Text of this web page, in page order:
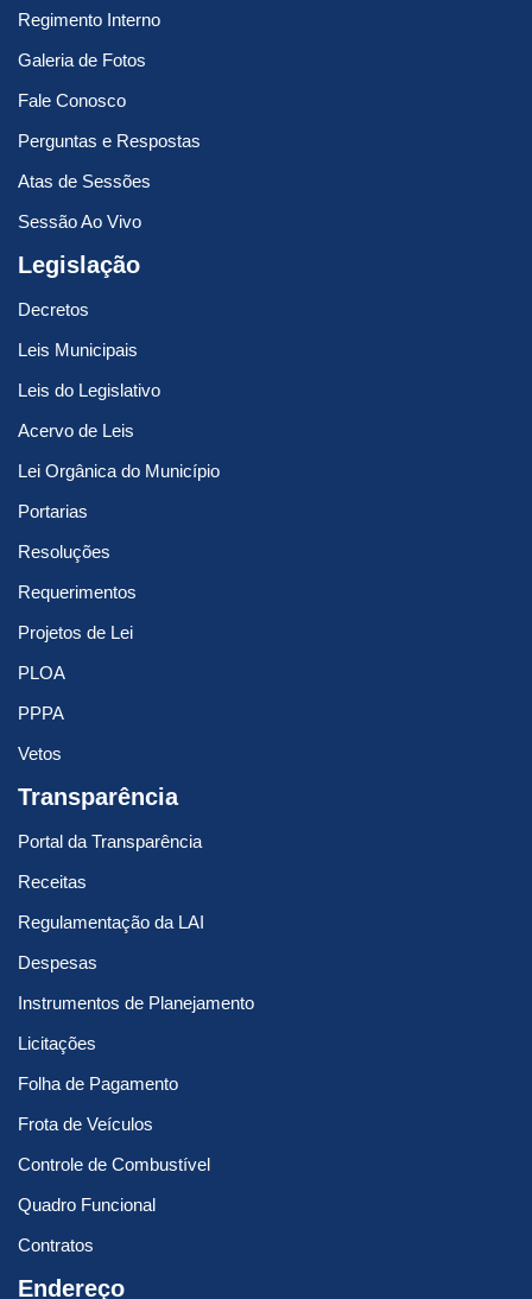
Regimento Interno
Galeria de Fotos
Fale Conosco
Perguntas e Respostas
Atas de Sessões
Sessão Ao Vivo
Legislação
Decretos
Leis Municipais
Leis do Legislativo
Acervo de Leis
Lei Orgânica do Município
Portarias
Resoluções
Requerimentos
Projetos de Lei
PLOA
PPPA
Vetos
Transparência
Portal da Transparência
Receitas
Regulamentação da LAI
Despesas
Instrumentos de Planejamento
Licitações
Folha de Pagamento
Frota de Veículos
Controle de Combustível
Quadro Funcional
Contratos
Endereço